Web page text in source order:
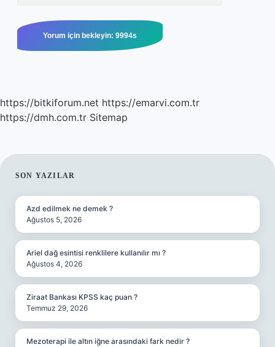
https://bitkiforum.net https://emarvi.com.tr
https://dmh.com.tr Sitemap
SIDEBAR
SON YAZILAR
Azd edilmek ne demek ?
Ağustos 5, 2026
Ariel dağ esintisi renklilere kullanılır mı ?
Ağustos 4, 2026
Ziraat Bankası KPSS kaç puan ?
Temmuz 29, 2026
Mezoterapi ile altın iğne arasındaki fark nedir ?